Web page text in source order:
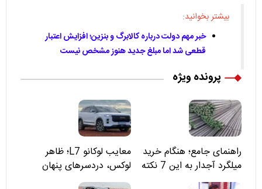
بیشتر بخوانید:
خبر مهم دولت درباره کالابرگ و بنزین؛ افزایش اعتبار
قطعی شد اما مبلغ جدید هنوز مشخص نیست
پرونده ویژه
راهنمای جامع؛ هنگام خرید
میلگرد آجدار به این 7 نکته
توجه کنید
معایب لوکانو L7؛ ظاهر
لوکس، دردسرهای پنهان